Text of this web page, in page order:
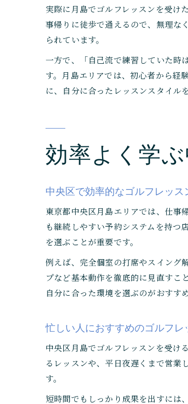
実際に月島でゴルフレッスンを受け
事帰りに徒歩で通えるので、無理な
られています。
一方で、「自己流で練習していた時
す。月島エリアでは、初心者から経
に、自分に合ったレッスンスタイル
効率よく学
中央区で効率的なゴルフレッス
東京都中央区月島エリアでは、仕事
も継続しやすい予約システムを持つ
を選ぶことが重要です。
例えば、完全個室の打席やスイング
プなど基本動作を徹底的に見直すこ
自分に合った環境を選ぶのがおすすめ
忙しい人におすすめのゴルフレ
中央区月島でゴルフレッスンを受け
るレッスンや、平日夜遅くまで営業
す。
短時間でもしっかり成果を出すには